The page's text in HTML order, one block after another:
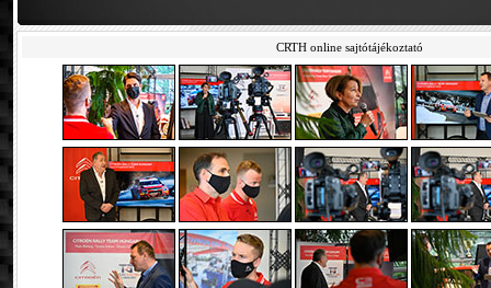
CRTH online sajtótájékoztató